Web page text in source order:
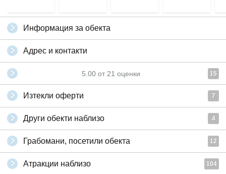
Информация за обекта
Адрес и контакти
5.00 от 21 оценки 15
Изтекли оферти 7
Други обекти наблизо 4
Грабомани, посетили обекта 12
Атракции наблизо 104